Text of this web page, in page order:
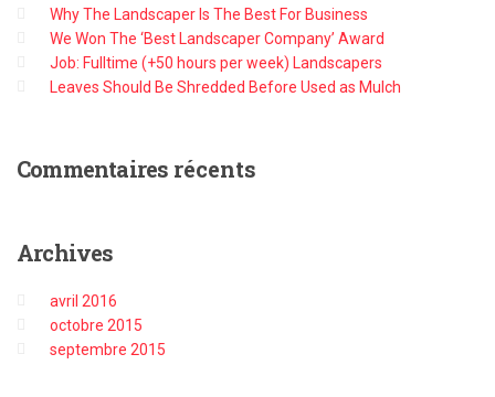
Why The Landscaper Is The Best For Business
We Won The ‘Best Landscaper Company’ Award
Job: Fulltime (+50 hours per week) Landscapers
Leaves Should Be Shredded Before Used as Mulch
Commentaires récents
Archives
avril 2016
octobre 2015
septembre 2015